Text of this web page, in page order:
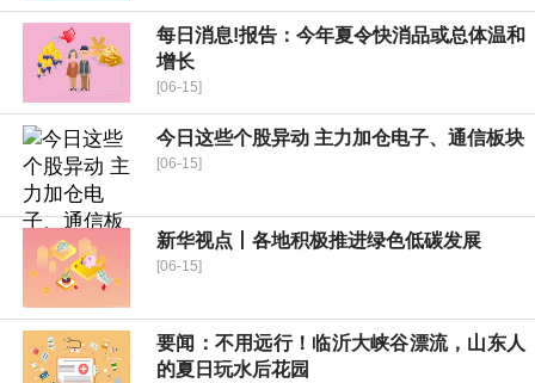
每日消息!报告：今年夏令快消品或总体温和
增长
[06-15]
今日这些个股异动 主力加仓电子、通信板块
[06-15]
新华视点丨各地积极推进绿色低碳发展
[06-15]
要闻：不用远行！临沂大峡谷漂流，山东人
的夏日玩水后花园